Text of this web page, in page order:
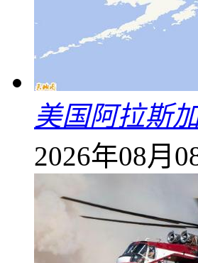
美国阿拉斯
2026年08月